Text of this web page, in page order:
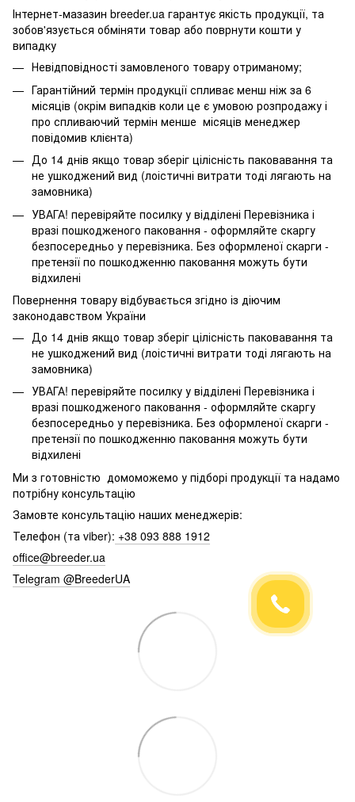
Інтернет-мазазин breeder.ua гарантує якість продукції, та
зобов'язується обміняти товар або поврнути кошти у
випадку
Невідповідності замовленого товару отриманому;
Гарантійний термін продукції спливає менш ніж за 6
місяців (окрім випадків коли це є умовою розпродажу і
про спливаючий термін менше місяців менеджер
повідомив клієнта)
До 14 днів якщо товар зберіг цілісність паковавання та
не ушкоджений вид (лоістичні витрати тоді лягають на
замовника)
УВАГА! перевіряйте посилку у відділені Перевізника і
вразі пошкодженого паковання - оформляйте скаргу
безпосередньо у перевізника. Без оформленої скарги -
претензії по пошкодженню паковання можуть бути
відхилені
Повернення товару відбувається згідно із діючим
законодавством України
До 14 днів якщо товар зберіг цілісність паковавання та
не ушкоджений вид (лоістичні витрати тоді лягають на
замовника)
УВАГА! перевіряйте посилку у відділені Перевізника і
вразі пошкодженого паковання - оформляйте скаргу
безпосередньо у перевізника. Без оформленої скарги -
претензії по пошкодженню паковання можуть бути
відхилені
Ми з готовністю домоможемо у підборі продукції та надамо
потрібну консультацію
Замовте консультацію наших менеджерів:
Телефон (та viber): +38 093 888 1912
office@breeder.ua
Telegram @BreederUA